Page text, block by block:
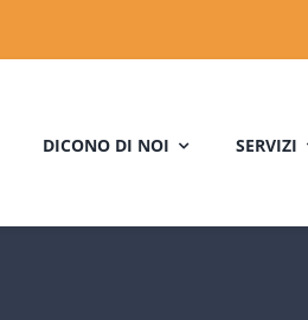
DICONO DI NOI SERVIZI